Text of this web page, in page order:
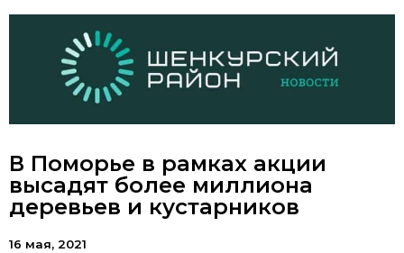
В Поморье в рамках акции
высадят более миллиона
деревьев и кустарников
16 мая, 2021